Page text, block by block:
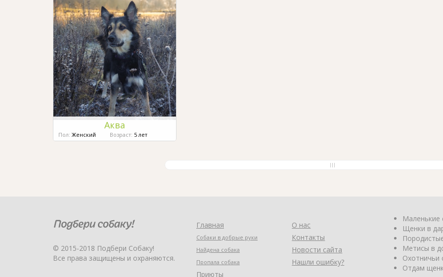
Аква
Пол: Женский Возраст: 5 лет
© 2015-2018 Подбери Собаку!
Все права защищены и охраняются.
Главная
Собаки в добрые руки
Найдена собака
Пропала собака
Приюты
О нас
Контакты
Новости сайта
Нашли ошибку?
Маленькие
Щенки в
Метисы в
Охотничьи
Отдам